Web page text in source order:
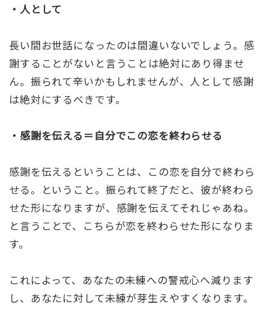
・人として
長い間お世話になったのは間違いないでしょう。感
謝することがないと言うことは絶対にあり得ませ
ん。振られて辛いかもしれませんが、人として感謝
は絶対にするべきです。
・感謝を伝える＝自分でこの恋を終わらせる
感謝を伝えるということは、この恋を自分で終わら
せる。ということ。振られて終了だと、彼が終わら
せた形になりますが、感謝を伝えてそれじゃあね。
と言うことで、こちらが恋を終わらせた形になりま
す。
これによって、あなたの未練への警戒心へ減ります
し、あなたに対して未練が芽生えやすくなります。